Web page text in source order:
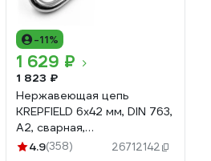
-11%
1 629 ₽
1 823 ₽
Нержавеющая цепь
KREPFIELD 6x42 мм, DIN 763,
А2, сварная,
длиннозвенная, 1 м
4.9(358) 26712142